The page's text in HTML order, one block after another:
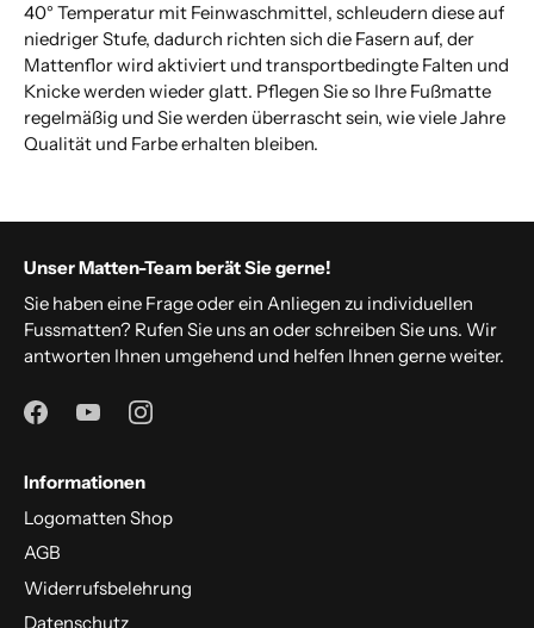
40° Temperatur mit Feinwaschmittel, schleudern diese auf
niedriger Stufe, dadurch richten sich die Fasern auf, der
Mattenflor wird aktiviert und transportbedingte Falten und
Knicke werden wieder glatt. Pflegen Sie so Ihre Fußmatte
regelmäßig und Sie werden überrascht sein, wie viele Jahre
Qualität und Farbe erhalten bleiben.
Unser Matten-Team berät Sie gerne!
Sie haben eine Frage oder ein Anliegen zu individuellen
Fussmatten? Rufen Sie uns an oder schreiben Sie uns. Wir
antworten Ihnen umgehend und helfen Ihnen gerne weiter.
Informationen
Logomatten Shop
AGB
Widerrufsbelehrung
Datenschutz